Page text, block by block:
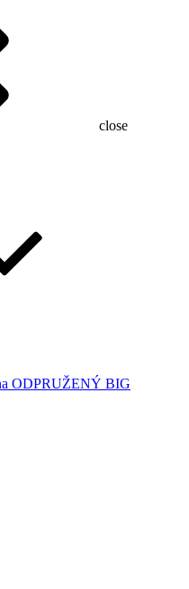
close
ODPRUŽENÝ BIG